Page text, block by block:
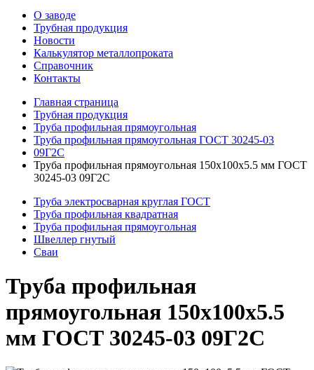
О заводе
Трубная продукция
Новости
Калькулятор металлопроката
Справочник
Контакты
Главная страница
Трубная продукция
Труба профильная прямоугольная
Труба профильная прямоугольная ГОСТ 30245-03
09Г2С
Труба профильная прямоугольная 150x100x5.5 мм ГОСТ
30245-03 09Г2С
Труба электросварная круглая ГОСТ
Труба профильная квадратная
Труба профильная прямоугольная
Швеллер гнутый
Сваи
Труба профильная
прямоугольная 150x100x5.5
мм ГОСТ 30245-03 09Г2С